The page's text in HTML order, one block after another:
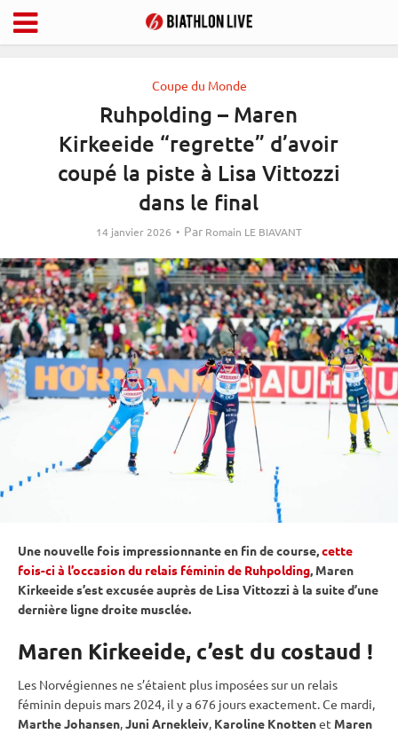
Coupe du Monde
Ruhpolding – Maren
Kirkeeide “regrette” d’avoir
coupé la piste à Lisa Vittozzi
dans le final
14 janvier 2026 Par Romain LE BIAVANT
Une nouvelle fois impressionnante en fin de course,cette
fois-ci à l’occasion du relais féminin de Ruhpolding, Maren
Kirkeeide s’est excusée auprès de Lisa Vittozzi à la suite d’une
dernière ligne droite musclée.
Maren Kirkeeide, c’est du costaud !
Les Norvégiennes ne s’étaient plus imposées sur un relais
féminin depuis mars 2024, il y a 676 jours exactement. Ce mardi,
Marthe Johansen,Juni Arnekleiv, Karoline Knottenet Maren